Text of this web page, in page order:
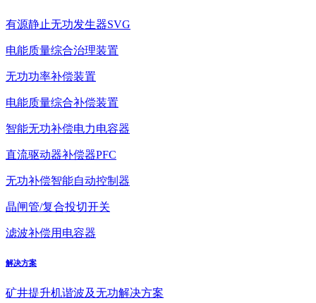
有源静止无功发生器SVG
电能质量综合治理装置
无功功率补偿装置
电能质量综合补偿装置
智能无功补偿电力电容器
直流驱动器补偿器PFC
无功补偿智能自动控制器
晶闸管/复合投切开关
滤波补偿用电容器
解决方案
矿井提升机谐波及无功解决方案